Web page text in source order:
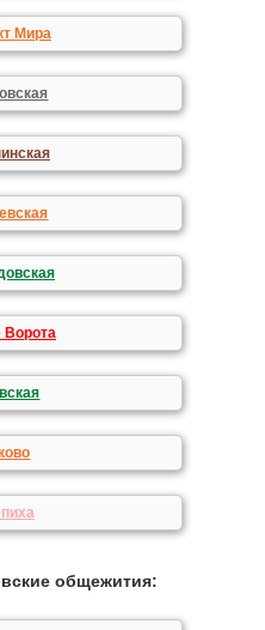
Мира
Ворота
общежития: